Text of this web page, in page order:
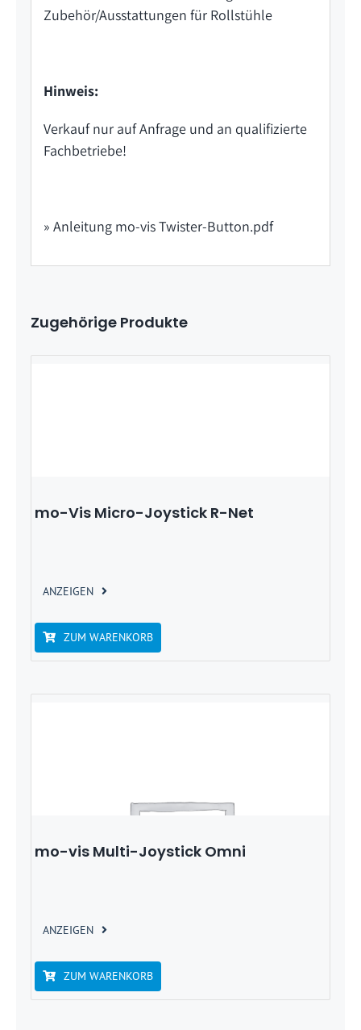
Zubehör/Ausstattungen für Rollstühle
Hinweis:
Verkauf nur auf Anfrage und an qualifizierte
Fachbetriebe!
» Anleitung mo-vis Twister-Button.pdf
Zugehörige Produkte
mo-Vis Micro-Joystick R-Net
ANZEIGEN
ZUM WARENKORB
mo-vis Multi-Joystick Omni
ANZEIGEN
ZUM WARENKORB